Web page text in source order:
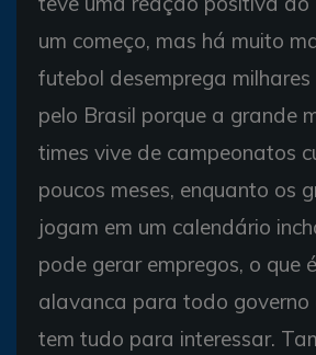
um começo, mas há muito
futebol desemprega
pelo Brasil porque a grande
times vive de campeonatos
poucos meses, enquanto os
jogam em um calendário
pode gerar empregos, o que
alavanca para todo governo
tem tudo para interessar.